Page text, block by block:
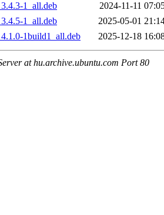
1_all.deb
2024-11-11
1_all.deb
2025-05-01
1build1_all.deb
2025-12-18
at hu.archive.ubuntu.com Port 80